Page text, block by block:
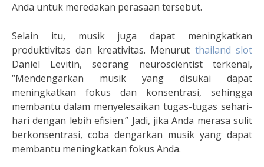
Anda untuk meredakan perasaan tersebut.
Selain itu, musik juga dapat meningkatkan
produktivitas dan kreativitas. Menurut thailand slot
Daniel Levitin, seorang neuroscientist terkenal,
“Mendengarkan musik yang disukai dapat
meningkatkan fokus dan konsentrasi, sehingga
membantu dalam menyelesaikan tugas-tugas sehari-
hari dengan lebih efisien.” Jadi, jika Anda merasa sulit
berkonsentrasi, coba dengarkan musik yang dapat
membantu meningkatkan fokus Anda.